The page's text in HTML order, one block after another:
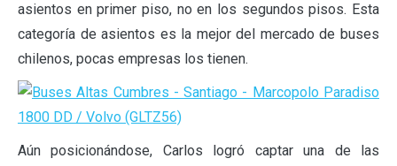
asientos en primer piso, no en los segundos pisos. Esta
categoría de asientos es la mejor del mercado de buses
chilenos, pocas empresas los tienen.
Aún posicionándose, Carlos logró captar una de las